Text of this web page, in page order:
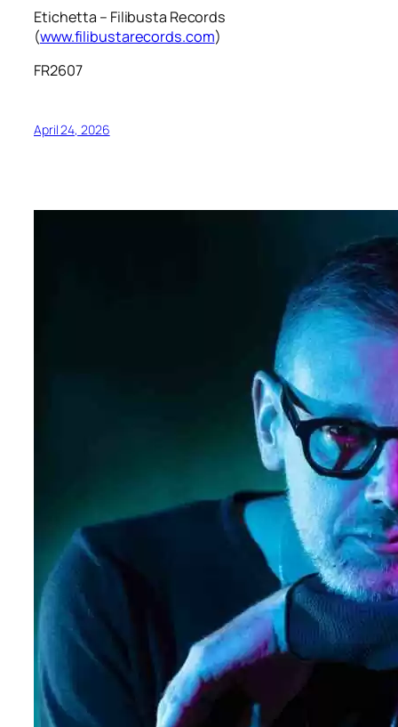
Etichetta – Filibusta Records
(www.filibustarecords.com)
FR2607
April 24, 2026